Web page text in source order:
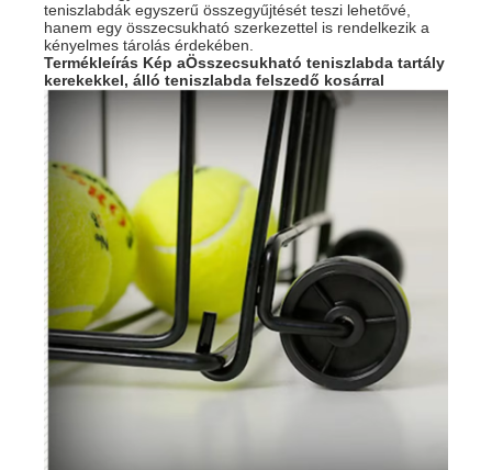
teniszlabdák egyszerű összegyűjtését teszi lehetővé,
hanem egy összecsukható szerkezettel is rendelkezik a
kényelmes tárolás érdekében.
Termékleírás Kép aÖsszecsukható teniszlabda tartály
kerekekkel, álló teniszlabda felszedő kosárral